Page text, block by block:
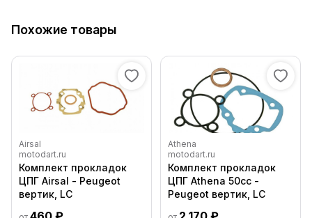
Похожие товары
Airsal
motodart.ru
Комплект прокладок
ЦПГ Airsal - Peugeot
вертик, LC
Athena
motodart.ru
Комплект прокладок
ЦПГ Athena 50cc -
Peugeot вертик, LC